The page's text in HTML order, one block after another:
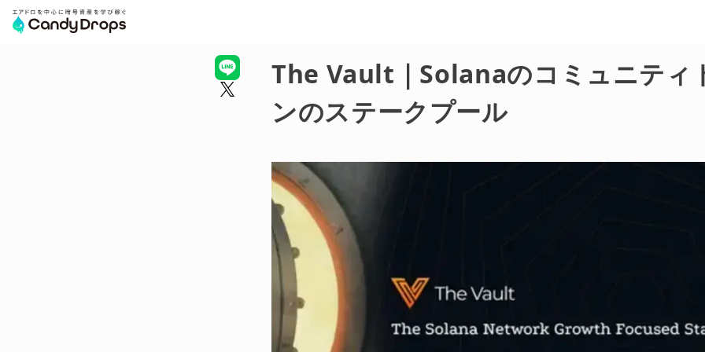
The Vault｜Solanaのコミュニティ
ンのステークプール